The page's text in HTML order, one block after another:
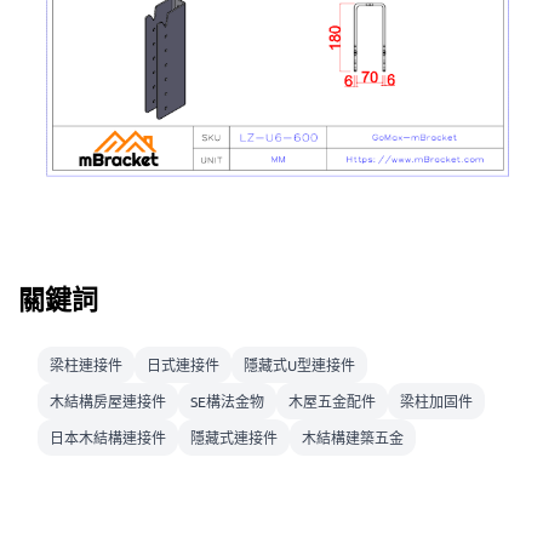
關鍵詞
梁柱連接件 日式連接件
隱藏式U型連接件
木結構房屋連接件
SE構法金物 木屋五金配件
梁柱加固件
日本木結構連接件
隱藏式連接件 木結構建築五金